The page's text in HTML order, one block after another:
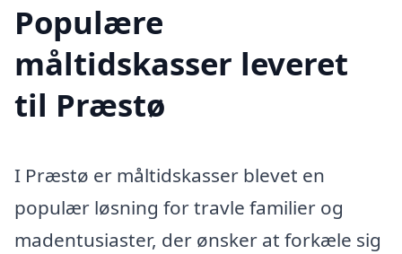
Populære
måltidskasser leveret
til Præstø
I Præstø er måltidskasser blevet en
populær løsning for travle familier og
madentusiaster, der ønsker at forkæle sig